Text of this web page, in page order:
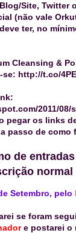
Site, Twitter
(não vale
ter, no
Cleansing &
se: http://t.co/
2011/
pegar os links
passo de como
de
Setembro, pelo
se foram
e postarei o